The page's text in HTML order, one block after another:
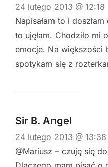
24 lutego 2013 @ 12:18
Napisałam to i
to ujęłam. Chodziło mi
emocje. Na większości
spotykam się z
Sir B. Angel
24 lutego 2013 @ 13:38
@Mariusz – czuję się